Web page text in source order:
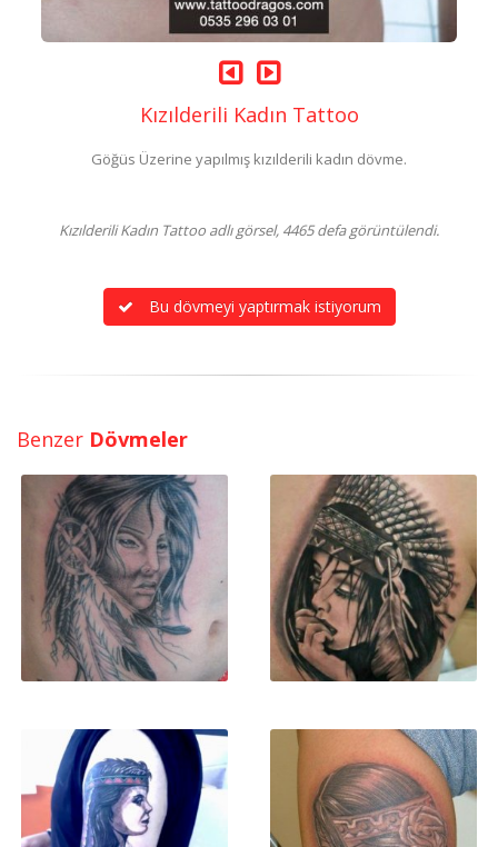
Kızılderili Kadın Tattoo
Göğüs Üzerine yapılmış kızılderili kadın dövme.
Kızılderili Kadın Tattoo adlı görsel, 4465 defa görüntülendi.
Bu dövmeyi yaptırmak istiyorum
Benzer Dövmeler